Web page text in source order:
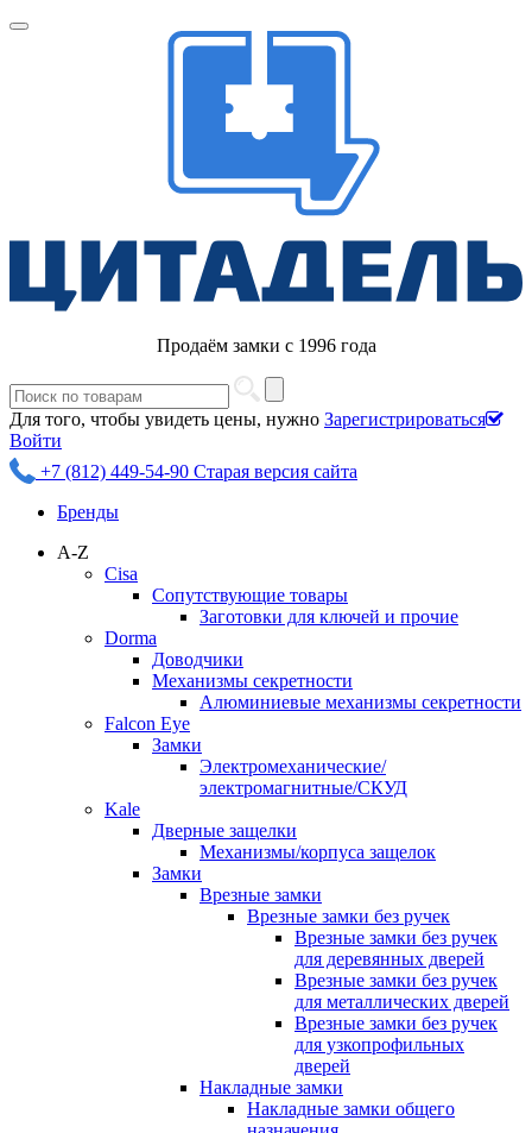
Продаём замки с 1996 года
Для того, чтобы увидеть цены, нужно Зарегистрироваться
Войти
+7 (812) 449-54-90 Старая версия сайта
Бренды
A-Z
Cisa
Сопутствующие товары
Заготовки для ключей и прочие
Dorma
Доводчики
Механизмы секретности
Алюминиевые механизмы секретности
Falcon Eye
Замки
Электромеханические/
электромагнитные/СКУД
Kale
Дверные защелки
Механизмы/корпуса защелок
Замки
Врезные замки
Врезные замки без ручек
Врезные замки без ручек
для деревянных дверей
Врезные замки без ручек
для металлических дверей
Врезные замки без ручек
для узкопрофильных
дверей
Накладные замки
Накладные замки общего